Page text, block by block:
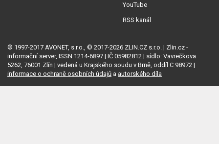
YouTube
RSS kanál
© 1997-2017 AVONET, s.r.o., © 2017-2026 ZLIN.CZ s.r.o. | Zlin.cz -
informační server, ISSN 1214-6897 | IČ 05982812 | sídlo: Vavrečkova
5262, 76001 Zlín | vedená u Krajského soudu v Brně, oddíl C 98972 |
informace o ochraně osobních údajů a autorského díla